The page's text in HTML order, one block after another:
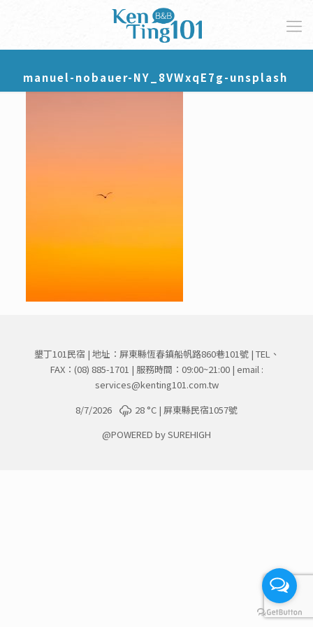
manuel-nobauer-NY_8VWxqE7g-unsplash
墾丁101民宿 | 地址：屏東縣恆春鎮船帆路860巷101號 | TEL、
FAX： (08) 885-1701 | 服務時間：09:00~21:00 | email :
services@kenting101.com.tw
8/7/2026
28 °C | 屏東縣民宿1057號
@POWERED by SUREHIGH